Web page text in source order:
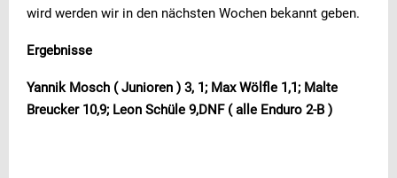
wird werden wir in den nächsten Wochen bekannt geben.
Ergebnisse
Yannik Mosch ( Junioren ) 3, 1; Max Wölfle 1,1; Malte
Breucker 10,9; Leon Schüle 9,DNF ( alle Enduro 2-B )